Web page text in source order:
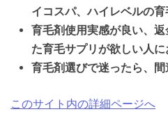
イコスパ、ハイレベルの育
育毛剤使用実感が良い、
た育毛サプリが欲しい人に
育毛剤選びで迷ったら、間
このサイト内の詳細ページへ